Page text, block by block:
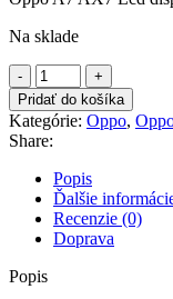
Na sklade
množstvo
Lcd
displej
+
dotykové
sklo
Oppo
ax7
Pridať do košíka
Kategórie: Oppo,
Share:
Popis
Ďalšie
Recenzie (0)
Doprava
Popis